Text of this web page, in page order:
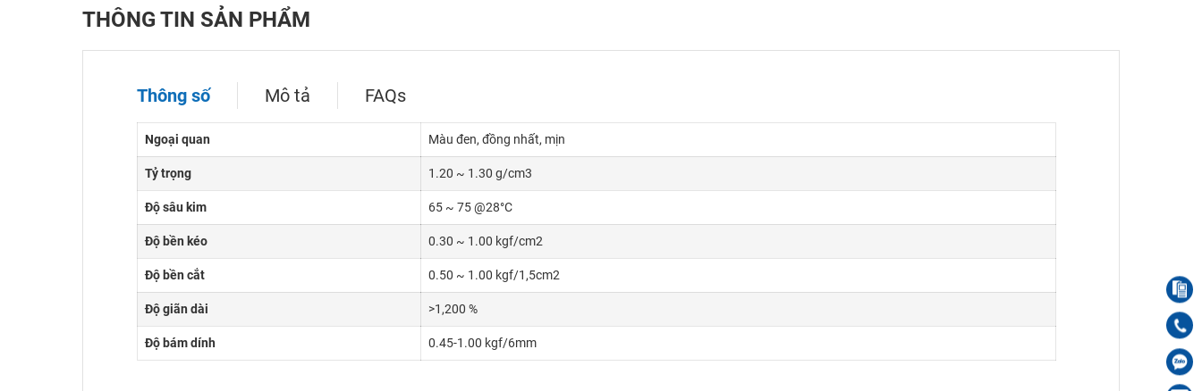
THÔNG TIN SẢN PHẨM
Thông số Mô tả FAQs
Ngoại quan Màu đen, đồng nhất, mịn
Tỷ trọng 1.20 ~ 1.30 g/cm3
Độ sâu kim 65 ~ 75 @28°C
Độ bền kéo 0.30 ~ 1.00 kgf/cm2
Độ bền cắt 0.50 ~ 1.00 kgf/1,5cm2
Độ giãn dài >1,200 %
Độ bám dính 0.45-1.00 kgf/6mm